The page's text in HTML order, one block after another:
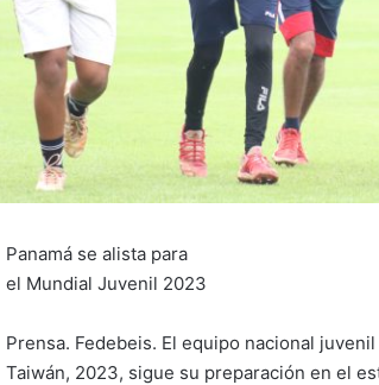
Panamá se alista para
el Mundial Juvenil 2023
Prensa. Fedebeis. El equipo nacional
Taiwán, 2023, sigue su preparación en el